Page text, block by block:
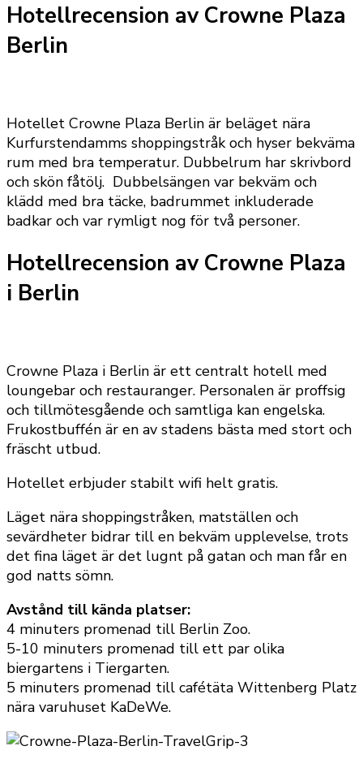
Hotellrecension av Crowne Plaza
Berlin
Hotellet Crowne Plaza Berlin är beläget nära
Kurfurstendamms shoppingstråk och hyser bekväma
rum med bra temperatur. Dubbelrum har skrivbord
och skön fåtölj. Dubbelsängen var bekväm och
klädd med bra täcke, badrummet inkluderade
badkar och var rymligt nog för två personer.
Hotellrecension av Crowne Plaza
i Berlin
Crowne Plaza i Berlin är ett centralt hotell med
loungebar och restauranger. Personalen är proffsig
och tillmötesgående och samtliga kan engelska.
Frukostbuffén är en av stadens bästa med stort och
fräscht utbud.
Hotellet erbjuder stabilt wifi helt gratis.
Läget nära shoppingstråken, matställen och
sevärdheter bidrar till en bekväm upplevelse, trots
det fina läget är det lugnt på gatan och man får en
god natts sömn.
Avstånd till kända platser:
4 minuters promenad till Berlin Zoo.
5-10 minuters promenad till ett par olika
biergartens i Tiergarten.
5 minuters promenad till cafétäta Wittenberg Platz
nära varuhuset KaDeWe.